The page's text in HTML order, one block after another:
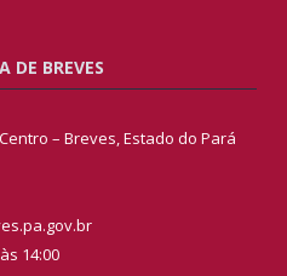
DE BREVES
– Breves, Estado do Pará
14:00